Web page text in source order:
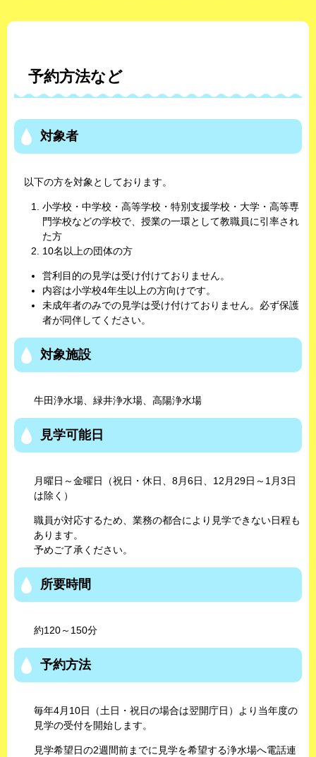
本
予約方法など
対象者
以下の方を対象としております。
小学校・中学校・高等学校・特別支援学校・大学・高等専
門学校などの学校で、授業の一環として教職員に引率され
た方
10名以上の団体の方​
営利目的の見学は受け付けておりません。
内容は小学校4年生以上の方向けです。
未成年者のみでの見学は受け付けておりません。必ず保護
者が同伴してください。
対象施設
牛田浄水場、緑井浄水場、高陽浄水場
見学可能日
月曜日～金曜日（祝日・休日、8月6日、12月29日～1月3日
は除く）
職員が対応するため、業務の都合により見学できない日程も
あります。
予めご了承ください。
所要時間
約120～150分​
予約方法
​毎年4月10日（土日・祝日の場合は翌開庁日）より当年度の
見学の受付を開始します。
見学希望日の2週間前までに見学を希望する浄水場へ電話連